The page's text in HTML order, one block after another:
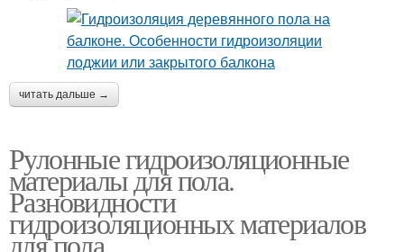
читать дальше →
Рулонные гидроизоляционные
материалы для пола.
Разновидности
гидроизоляционных материалов